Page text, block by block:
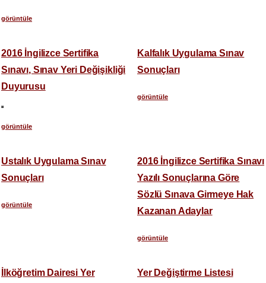
görüntüle
2016 İngilizce Sertifika
Sınavı, Sınav Yeri Değişikliği
Duyurusu
görüntüle
Kalfalık Uygulama Sınav
Sonuçları
görüntüle
Ustalık Uygulama Sınav
Sonuçları
görüntüle
2016 İngilizce Sertifika Sınavı
Yazılı Sonuçlarına Göre
Sözlü Sınava Girmeye Hak
Kazanan Adaylar
görüntüle
İlköğretim Dairesi Yer
Yer Değiştirme Listesi